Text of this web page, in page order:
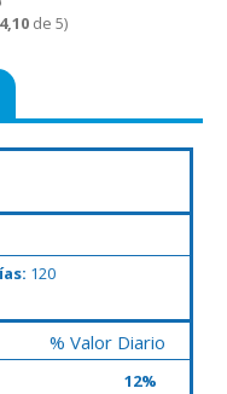
4,10de 5)
120
% Valor Diario
12%